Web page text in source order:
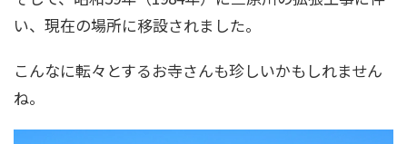
い、現在の場所に移設されました。
こんなに転々とするお寺さんも珍しいかもしれません
ね。